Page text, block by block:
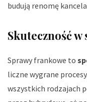
budują renomę
Skuteczność
Sprawy frankowe to
liczne wygrane
wszystkich rodzajach